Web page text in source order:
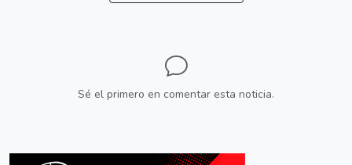
Sé el primero en comentar esta noticia.